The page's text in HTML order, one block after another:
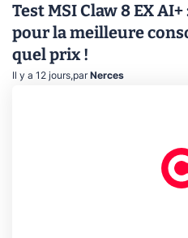
Test MSI Claw 8 EX
pour la meilleure
quel prix !
Il y a 12 jours,par Nerces